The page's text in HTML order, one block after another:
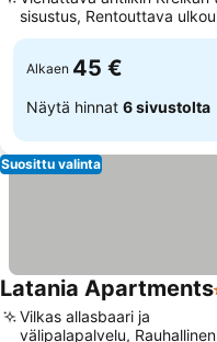
sisustus, Rentouttava
Alkaen 45 €
Näytä hinnat 6 sivustolta
Suosittu valinta
Latania Apartments
Vilkas allasbaari ja
välipalapalvelu, Rauhallinen